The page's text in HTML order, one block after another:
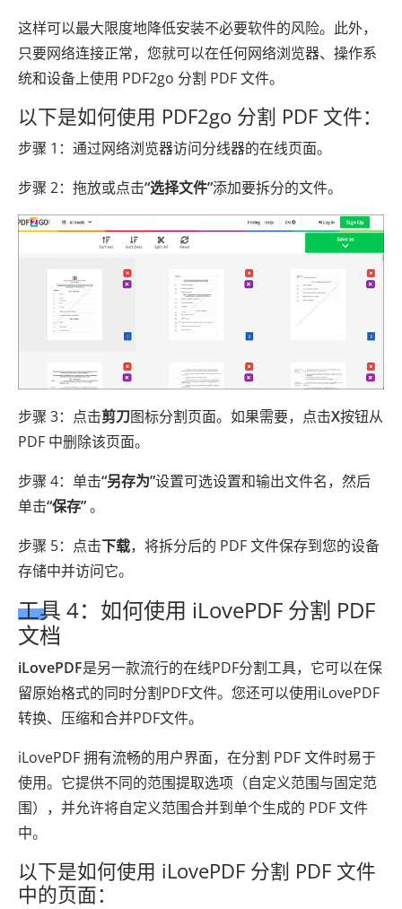
这样可以最大限度地降低安装不必要软件的风险。此外，
只要网络连接正常，您就可以在任何网络浏览器、操作系
统和设备上使用 PDF2go 分割 PDF 文件。
以下是如何使用 PDF2go 分割 PDF 文件：
步骤 1：通过网络浏览器访问分线器的在线页面。
步骤 2：拖放或点击“选择文件”添加要拆分的文件。
步骤 3：点击剪刀图标分割页面。如果需要，点击X按钮从
PDF 中删除该页面。
步骤 4：单击“另存为”设置可选设置和输出文件名，然后
单击“保存”。
步骤 5：点击下载，将拆分后的 PDF 文件保存到您的设备
存储中并访问它。
工具 4：如何使用 iLovePDF 分割 PDF
文档
iLovePDF是另一款流行的在线PDF分割工具，它可以在保
留原始格式的同时分割PDF文件。您还可以使用iLovePDF
转换、压缩和合并PDF文件。
iLovePDF 拥有流畅的用户界面，在分割 PDF 文件时易于
使用。它提供不同的范围提取选项（自定义范围与固定范
围），并允许将自定义范围合并到单个生成的 PDF 文件
中。
以下是如何使用 iLovePDF 分割 PDF 文件
中的页面：